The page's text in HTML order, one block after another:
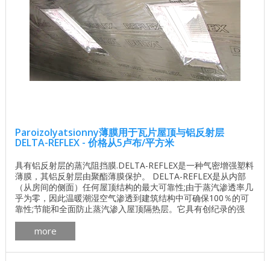
Paroizolyatsionny薄膜用于瓦片屋顶与铝反射层
DELTA-REFLEX - 价格从5卢布/平方米
具有铝反射层的蒸汽阻挡膜.DELTA-REFLEX是一种气密增强塑料
薄膜，其铝反射层由聚酯薄膜保护。 DELTA-REFLEX是从内部
（从房间的侧面）任何屋顶结构的最大可靠性;由于蒸汽渗透率几
乎为零，因此温暖潮湿空气渗透到建筑结构中可确保100％的可
靠性;节能和全面防止蒸汽渗入屋顶隔热层。它具有创纪录的强
度，同时具有高延展性。 ...
more